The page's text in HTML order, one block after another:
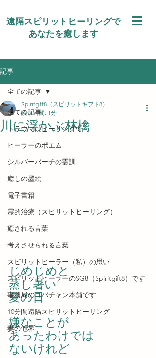
遠隔スピリットヒーリングで
あなたを癒します
記事
全ての記事
トラウマはヒーリングで
ヒーラーのポエム
シルバーバーチの霊訓
癒しの墨絵
電子書籍
霊的治療（スピリットヒーリング）
癒される言葉
考えさせられる言葉
スピリットヒーラー（私）の思い
スピリットヒーラーのSG8（Spiritgift8）です
事務局のコバチャン本舗です
10分間遠隔スピリットヒーリング
妻の他界
全ての記事
川に浮かぶ林檎
Spiritgift8（スピリットギフト8）
読了時間: 1分
じめじめと
蒸し暑い
夏の日
嫌なことが
あったわけでは
ないけれど